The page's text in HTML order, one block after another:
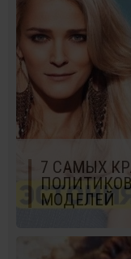
7 САМЫХ
МОДЕЛЕЙ